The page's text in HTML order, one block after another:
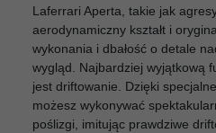
Laferrari Aperta, takie jak
aerodynamiczny kształt i
wykonania i dbałość o detale
wygląd. Najbardziej wyjątkową
jest driftowanie. Dzięki
możesz wykonywać
poślizgi, imitując prawdziwe